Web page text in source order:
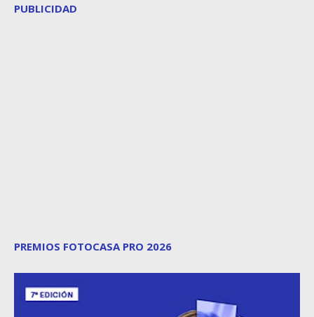
PUBLICIDAD
PREMIOS FOTOCASA PRO 2026